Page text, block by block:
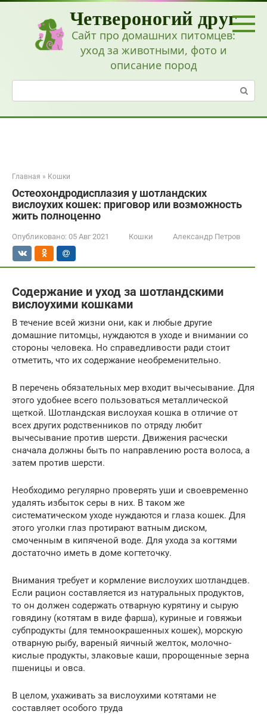
Перейти
Четвероногий друг
Сайт про домашних питомцев:
уход за животными, фото и
описание пород
Поиск:
Главная » Кошки
Остеохондродисплазия у шотландских
вислоухих кошек: приговор или возможность
жить полноценно
Опубликовано: 05 Авг 2021 Кошки Александр Петров
Содержание и уход за шотландскими
вислоухими кошками
В течение всей жизни они, как и любые другие
домашние питомцы, нуждаются в уходе и внимании со
стороны человека. Но справедливости ради стоит
отметить, что их содержание необременительно.
В перечень обязательных мер входит вычесывание. Для
этого удобнее всего пользоваться металлической
щеткой. Шотландская вислоухая кошка в отличие от
всех других родственников по отряду любит
вычесывание против шерсти. Движения расчески
сначала должны быть по направлению роста волоса, а
затем против шерсти.
Необходимо регулярно проверять уши и своевременно
удалять избыток серы в них. В таком же
систематическом уходе нуждаются и глаза кошек. Для
этого уголки глаз протирают ватным диском,
смоченным в кипяченой воде. Для ухода за когтями
достаточно иметь в доме когтеточку.
Внимания требует и кормление вислоухих шотландцев.
Если рацион составляется из натуральных продуктов,
то он должен содержать отварную курятину и сырую
говядину (котятам в виде фарша), куриные и говяжьи
субпродукты (для темноокрашенных кошек), морскую
отварную рыбу, вареный яичный желток, молочно-
кислые продукты, злаковые каши, пророщенные зерна
пшеницы и овса.
В целом, ухаживать за вислоухими котятами не
составляет особого труда